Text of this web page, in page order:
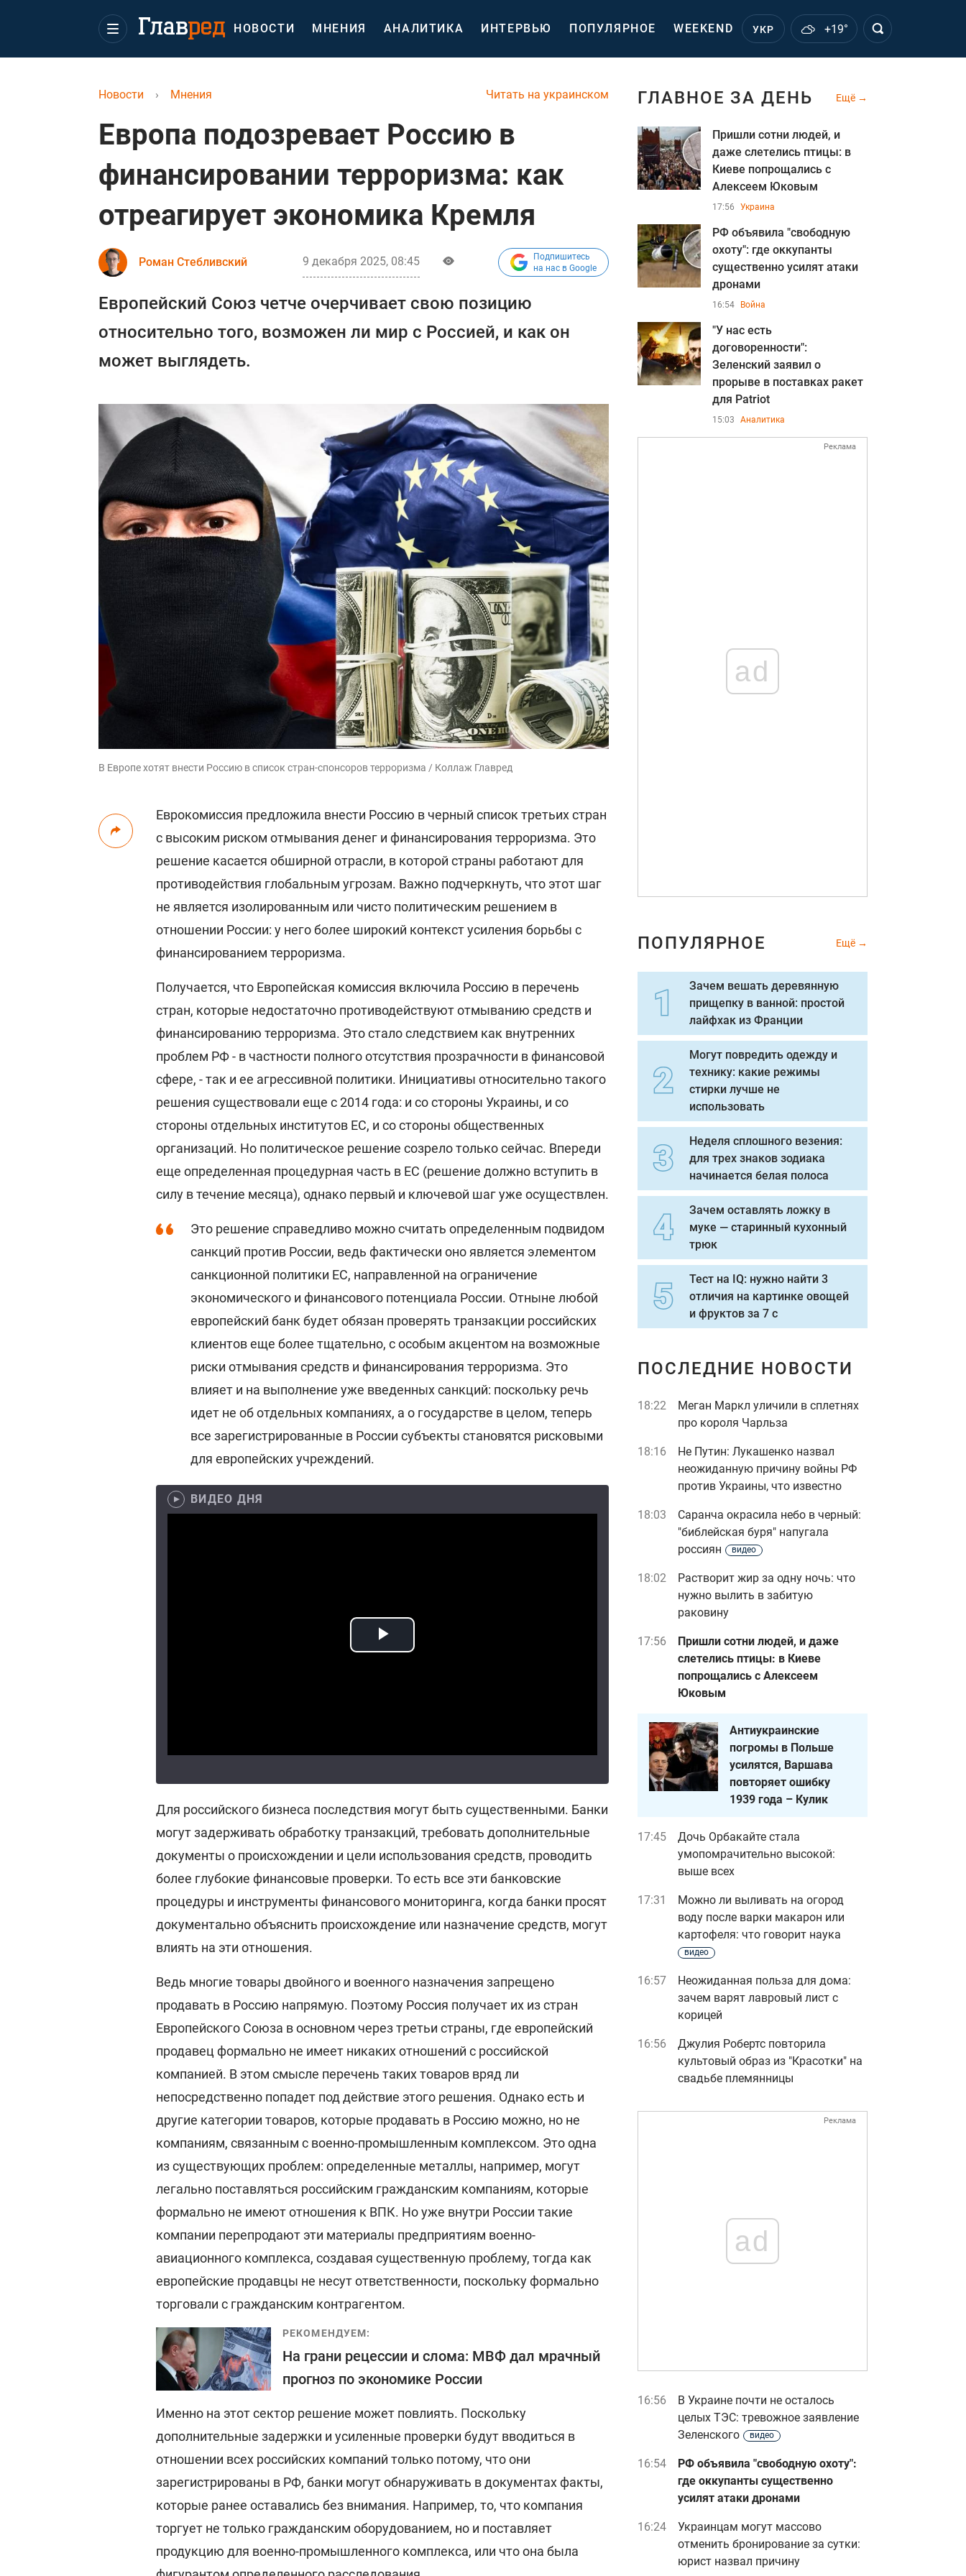
НОВОСТИ МНЕНИЯ АНАЛИТИКА ИНТЕРВЬЮ ПОПУЛЯРНОЕ WEEKEND УКР +19°
Читать на украинском
Новости › Мнения
Европа подозревает Россию в
финансировании терроризма: как
отреагирует экономика Кремля
Роман Стебливский 9 декабря 2025, 08:45
Подпишитесь
на нас в Google
Европейский Союз четче очерчивает свою позицию
относительно того, возможен ли мир с Россией, и как он
может выглядеть.
В Европе хотят внести Россию в список стран-спонсоров терроризма / Коллаж Главред
Еврокомиссия предложила внести Россию в черный список третьих стран
с высоким риском отмывания денег и финансирования терроризма. Это
решение касается обширной отрасли, в которой страны работают для
противодействия глобальным угрозам. Важно подчеркнуть, что этот шаг
не является изолированным или чисто политическим решением в
отношении России: у него более широкий контекст усиления борьбы с
финансированием терроризма.
Получается, что Европейская комиссия включила Россию в перечень
стран, которые недостаточно противодействуют отмыванию средств и
финансированию терроризма. Это стало следствием как внутренних
проблем РФ - в частности полного отсутствия прозрачности в финансовой
сфере, - так и ее агрессивной политики. Инициативы относительно такого
решения существовали еще с 2014 года: и со стороны Украины, и со
стороны отдельных институтов ЕС, и со стороны общественных
организаций. Но политическое решение созрело только сейчас. Впереди
еще определенная процедурная часть в ЕС (решение должно вступить в
силу в течение месяца), однако первый и ключевой шаг уже осуществлен.
Это решение справедливо можно считать определенным подвидом
санкций против России, ведь фактически оно является элементом
санкционной политики ЕС, направленной на ограничение
экономического и финансового потенциала России. Отныне любой
европейский банк будет обязан проверять транзакции российских
клиентов еще более тщательно, с особым акцентом на возможные
риски отмывания средств и финансирования терроризма. Это
влияет и на выполнение уже введенных санкций: поскольку речь
идет не об отдельных компаниях, а о государстве в целом, теперь
все зарегистрированные в России субъекты становятся рисковыми
для европейских учреждений.
ВИДЕО ДНЯ
Для российского бизнеса последствия могут быть существенными. Банки
могут задерживать обработку транзакций, требовать дополнительные
документы о происхождении и цели использования средств, проводить
более глубокие финансовые проверки. То есть все эти банковские
процедуры и инструменты финансового мониторинга, когда банки просят
документально объяснить происхождение или назначение средств, могут
влиять на эти отношения.
Ведь многие товары двойного и военного назначения запрещено
продавать в Россию напрямую. Поэтому Россия получает их из стран
Европейского Союза в основном через третьи страны, где европейский
продавец формально не имеет никаких отношений с российской
компанией. В этом смысле перечень таких товаров вряд ли
непосредственно попадет под действие этого решения. Однако есть и
другие категории товаров, которые продавать в Россию можно, но не
компаниям, связанным с военно-промышленным комплексом. Это одна
из существующих проблем: определенные металлы, например, могут
легально поставляться российским гражданским компаниям, которые
формально не имеют отношения к ВПК. Но уже внутри России такие
компании перепродают эти материалы предприятиям военно-
авиационного комплекса, создавая существенную проблему, тогда как
европейские продавцы не несут ответственности, поскольку формально
торговали с гражданским контрагентом.
РЕКОМЕНДУЕМ:
На грани рецессии и слома: МВФ дал мрачный
прогноз по экономике России
Именно на этот сектор решение может повлиять. Поскольку
дополнительные задержки и усиленные проверки будут вводиться в
отношении всех российских компаний только потому, что они
зарегистрированы в РФ, банки могут обнаруживать в документах факты,
которые ранее оставались без внимания. Например, то, что компания
торгует не только гражданским оборудованием, но и поставляет
продукцию для военно-промышленного комплекса, или что она была
ГЛАВНОЕ ЗА ДЕНЬ Ещё
Пришли сотни людей, и
даже слетелись птицы: в
Киеве попрощались с
Алексеем Юковым
17:56 Украина
РФ объявила "свободную
охоту": где оккупанты
существенно усилят атаки
дронами
16:54 Война
"У нас есть
договоренности":
Зеленский заявил о
прорыве в поставках ракет
для Patriot
15:03 Аналитика
Реклама
ad
ПОПУЛЯРНОЕ Ещё
Зачем вешать деревянную
прищепку в ванной: простой
лайфхак из Франции
Могут повредить одежду и
технику: какие режимы
стирки лучше не
использовать
Неделя сплошного везения:
для трех знаков зодиака
начинается белая полоса
Зачем оставлять ложку в
муке — старинный кухонный
трюк
Тест на IQ: нужно найти 3
отличия на картинке овощей
и фруктов за 7 с
ПОСЛЕДНИЕ НОВОСТИ
18:22
Меган Маркл уличили в сплетнях
про короля Чарльза
18:16
Не Путин: Лукашенко назвал
неожиданную причину войны РФ
против Украины, что известно
18:03
Саранча окрасила небо в черный:
"библейская буря" напугала
россиян
видео
18:02
Растворит жир за одну ночь: что
нужно вылить в забитую
раковину
17:56
Пришли сотни людей, и даже
слетелись птицы: в Киеве
попрощались с Алексеем
Юковым
Антиукраинские
погромы в Польше
усилятся, Варшава
повторяет ошибку
1939 года – Кулик
17:45
Дочь Орбакайте стала
умопомрачительно высокой:
выше всех
17:31
Можно ли выливать на огород
воду после варки макарон или
картофеля: что говорит наука
видео
16:57
Неожиданная польза для дома:
зачем варят лавровый лист с
корицей
16:56
Джулия Робертс повторила
культовый образ из "Красотки" на
свадьбе племянницы
Реклама
ad
16:56
В Украине почти не осталось
целых ТЭС: тревожное заявление
Зеленского
видео
16:54
РФ объявила "свободную охоту":
где оккупанты существенно
усилят атаки дронами
16:24
Украинцам могут массово
отменить бронирование за сутки:
юрист назвал причину